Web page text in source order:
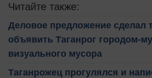
Читайте также:
Деловое предложение сделал
объявить Таганрог городом-
визуального мусора
Таганрожец прогулялся и